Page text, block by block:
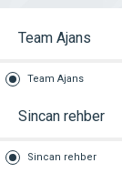
Team Ajans
Team Ajans
Sincan rehber
Sincan rehber